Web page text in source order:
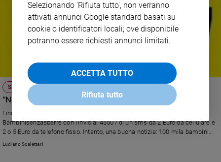
SMS SOLIDALE PER BAMBINISENZASBARRE
“Non un mio crimine, ma una mia condanna”
Fino al 18 maggio si può sostenere la campagna di raccolta fondi per
Bambinisenzasbarre con l'invio al 45507 di un sms da 2 Euro da cellulare e
2 o 5 Euro da telefono fisso. Intanto, una buona notizia: 100 mila bambini
sono meno soli grazie alla “Carta dei figli dei genitori detenuti”.
Luciano Scalettari
Selezionando 'Rifiuta tutto', non verranno
attivati annunci Google standard basati su
cookie o identificatori locali; ove disponibile
potranno essere richiesti annunci limitati.
ACCETTA TUTTO
Rifiuta tutto